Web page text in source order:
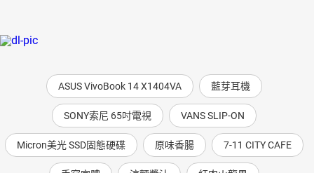
ASUS VivoBook 14 X1404VA 藍芽耳機
SONY索尼 65吋電視 VANS SLIP-ON
Micron美光 SSD固態硬碟 原味香腸 7-11 CITY CAFE